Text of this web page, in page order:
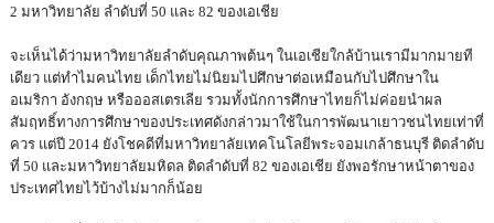
2 มหาวิทยาลัย ลำดับที่ 50 และ 82 ของเอเชีย
จะเห็นได้ว่ามหาวิทยาลัยลำดับคุณภาพต้นๆ ในเอเชียใกล้บ้านเรามีมากมายที
เดียว แต่ทำไมคนไทย เด็กไทยไม่นิยมไปศึกษาต่อเหมือนกับไปศึกษาใน
อเมริกา อังกฤษ หรือออสเตรเลีย รวมทั้งนักการศึกษาไทยก็ไม่ค่อยนำผล
สัมฤทธิ์ทางการศึกษาของประเทศดังกล่าวมาใช้ในการพัฒนาเยาวชนไทยเท่าที่
ควร แต่ปี 2014 ยังโชคดีที่มหาวิทยาลัยเทคโนโลยีพระจอมเกล้าธนบุรี ติดลำดับ
ที่ 50 และมหาวิทยาลัยมหิดล ติดลำดับที่ 82 ของเอเชีย ยังพอรักษาหน้าตาของ
ประเทศไทยไว้บ้างไม่มากก็น้อย